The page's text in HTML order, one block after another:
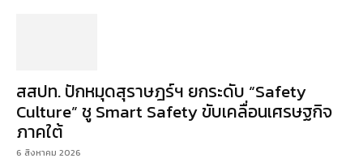
สสปท. ปักหมุดสุราษฎร์ฯ ยกระดับ “Safety
Culture” ชู Smart Safety ขับเคลื่อนเศรษฐกิจ
ภาคใต้
6 สิงหาคม 2026